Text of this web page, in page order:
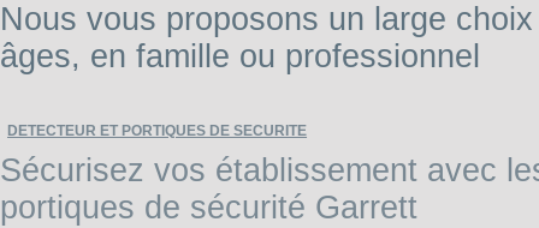
Nous vous proposons un large
âges, en famille ou professionnel
DETECTEUR ET PORTIQUES DE SECURITE
Sécurisez vos établissement avec
portiques de sécurité Garrett